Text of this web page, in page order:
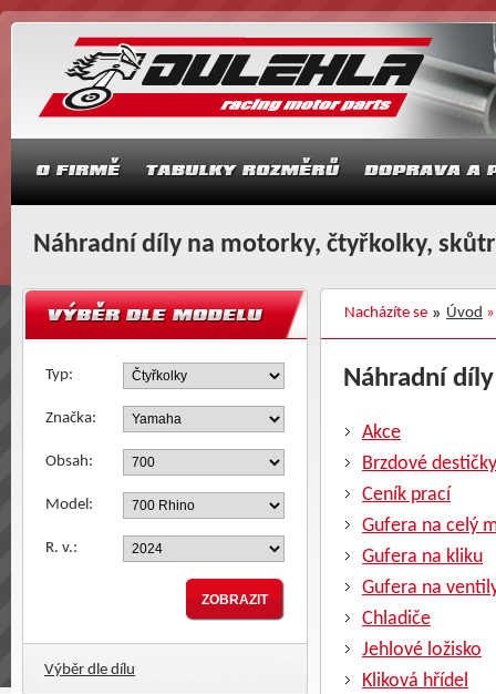
Náhradní díly na motorky, čtyřkolky,
Nacházíte se Úvod
Typ:
Značka:
Obsah:
Model:
R. v.:
Výběr dle dílu
Náhradní
Akce
Brzdové destičky
Ceník prací
Gufera na celý
Gufera na kliku
Gufera na
Chladiče
Jehlové ložisko
Kliková hřídel